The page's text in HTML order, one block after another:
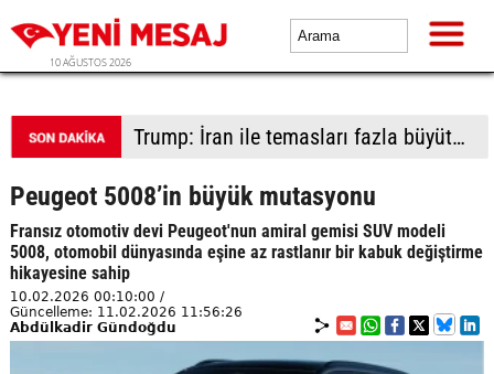
10 AĞUSTOS 2026
İsrailli yerleşimciler işgali derinleştirmek için Batı Şeria'da yeni yasa dışı yerleşime taşınmaya başladı
Peugeot 5008’in büyük mutasyonu
Fransız otomotiv devi Peugeot'nun amiral gemisi SUV modeli
5008, otomobil dünyasında eşine az rastlanır bir kabuk değiştirme
hikayesine sahip
10.02.2026 00:10:00 /
Güncelleme: 11.02.2026 11:56:26
Abdülkadir Gündoğdu